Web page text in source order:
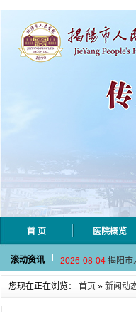
首 页 医院概览
滚动资讯
2026-08-06 揭阳市
2026-08-04 揭阳市
2026-07-31 学术聚
2026-07-31 以学术
您现在正在浏览： 首页 » 新闻动